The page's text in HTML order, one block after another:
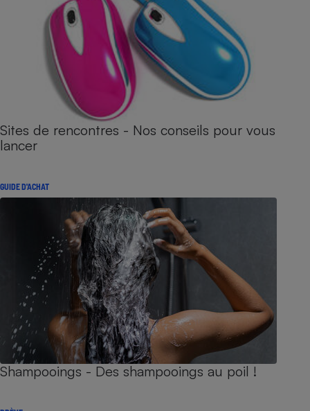
Sites de rencontres - Nos conseils pour vous
lancer
GUIDE D'ACHAT
Shampooings - Des shampooings au poil !